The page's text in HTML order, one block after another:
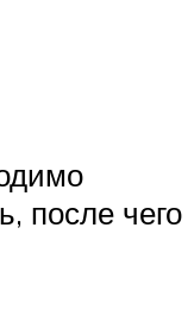
после чего